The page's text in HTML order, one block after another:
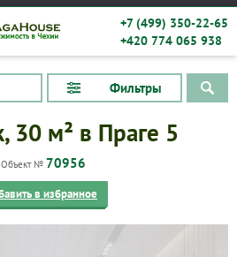
+7 (499) 350-22-65
+420 774 065 938
Фильтры
30 м² в Праге 5
Объект № 70956
в избранное